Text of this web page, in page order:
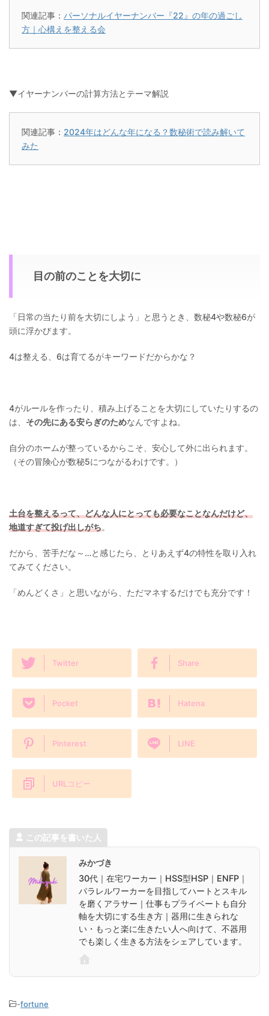
関連記事： パーソナルイヤーナンバー『22』の年の過ごし
方｜心構えを整える会
▼イヤーナンバーの計算方法とテーマ解説
関連記事： 2024年はどんな年になる？数秘術で読み解いて
みた
目の前のことを大切に
「日常の当たり前を大切にしよう」と思うとき、数秘4や数秘6が
頭に浮かびます。
4は整える、6は育てるがキーワードだからかな？
4がルールを作ったり、積み上げることを大切にしていたりするの
は、 その先にある安らぎのためなんですよね。
自分のホームが整っているからこそ、安心して外に出られます。
（その冒険心が数秘5につながるわけです。）
土台を整えるって、どんな人にとっても必要なことなんだけど、
地道すぎて投げ出しがち。
だから、苦手だな～…と感じたら、とりあえず4の特性を取り入れ
てみてください。
「めんどくさ」と思いながら、ただマネするだけでも充分です！
Twitter Share
Pocket Hatena
Pinterest LINE
URLコピー
この記事を書いた人
みかづき
30代｜在宅ワーカー｜HSS型HSP｜ENFP｜
パラレルワーカーを目指してハートとスキル
を磨くアラサー｜仕事もプライベートも自分
軸を大切にする生き方｜器用に生きられな
い・もっと楽に生きたい人へ向けて、不器用
でも楽しく生きる方法をシェアしています。
-fortune